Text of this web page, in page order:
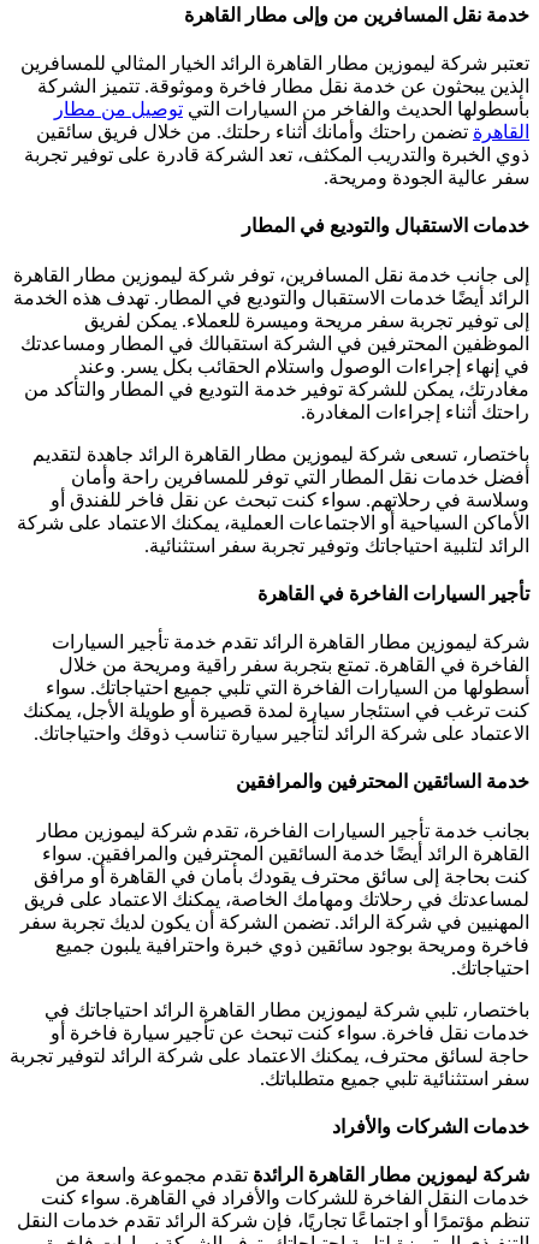
خدمة نقل المسافرين من وإلى مطار القاهرة
تعتبر شركة ليموزين مطار القاهرة الرائد الخيار المثالي للمسافرين
الذين يبحثون عن خدمة نقل مطار فاخرة وموثوقة. تتميز الشركة
بأسطولها الحديث والفاخر من السيارات التي توصيل من مطار
القاهرة تضمن راحتك وأمانك أثناء رحلتك. من خلال فريق سائقين
ذوي الخبرة والتدريب المكثف، تعد الشركة قادرة على توفير تجربة
سفر عالية الجودة ومريحة.
خدمات الاستقبال والتوديع في المطار
إلى جانب خدمة نقل المسافرين، توفر شركة ليموزين مطار القاهرة
الرائد أيضًا خدمات الاستقبال والتوديع في المطار. تهدف هذه الخدمة
إلى توفير تجربة سفر مريحة وميسرة للعملاء. يمكن لفريق
الموظفين المحترفين في الشركة استقبالك في المطار ومساعدتك
في إنهاء إجراءات الوصول واستلام الحقائب بكل يسر. وعند
مغادرتك، يمكن للشركة توفير خدمة التوديع في المطار والتأكد من
راحتك أثناء إجراءات المغادرة.
باختصار، تسعى شركة ليموزين مطار القاهرة الرائد جاهدة لتقديم
أفضل خدمات نقل المطار التي توفر للمسافرين راحة وأمان
وسلاسة في رحلاتهم. سواء كنت تبحث عن نقل فاخر للفندق أو
الأماكن السياحية أو الاجتماعات العملية، يمكنك الاعتماد على شركة
الرائد لتلبية احتياجاتك وتوفير تجربة سفر استثنائية.
تأجير السيارات الفاخرة في القاهرة
شركة ليموزين مطار القاهرة الرائد تقدم خدمة تأجير السيارات
الفاخرة في القاهرة. تمتع بتجربة سفر راقية ومريحة من خلال
أسطولها من السيارات الفاخرة التي تلبي جميع احتياجاتك. سواء
كنت ترغب في استئجار سيارة لمدة قصيرة أو طويلة الأجل، يمكنك
الاعتماد على شركة الرائد لتأجير سيارة تناسب ذوقك واحتياجاتك.
خدمة السائقين المحترفين والمرافقين
بجانب خدمة تأجير السيارات الفاخرة، تقدم شركة ليموزين مطار
القاهرة الرائد أيضًا خدمة السائقين المحترفين والمرافقين. سواء
كنت بحاجة إلى سائق محترف يقودك بأمان في القاهرة أو مرافق
لمساعدتك في رحلاتك ومهامك الخاصة، يمكنك الاعتماد على فريق
المهنيين في شركة الرائد. تضمن الشركة أن يكون لديك تجربة سفر
فاخرة ومريحة بوجود سائقين ذوي خبرة واحترافية يلبون جميع
احتياجاتك.
باختصار، تلبي شركة ليموزين مطار القاهرة الرائد احتياجاتك في
خدمات نقل فاخرة. سواء كنت تبحث عن تأجير سيارة فاخرة أو
حاجة لسائق محترف، يمكنك الاعتماد على شركة الرائد لتوفير تجربة
سفر استثنائية تلبي جميع متطلباتك.
خدمات الشركات والأفراد
شركة ليموزين مطار القاهرة الرائدة تقدم مجموعة واسعة من
خدمات النقل الفاخرة للشركات والأفراد في القاهرة. سواء كنت
تنظم مؤتمرًا أو اجتماعًا تجاريًا، فإن شركة الرائد تقدم خدمات النقل